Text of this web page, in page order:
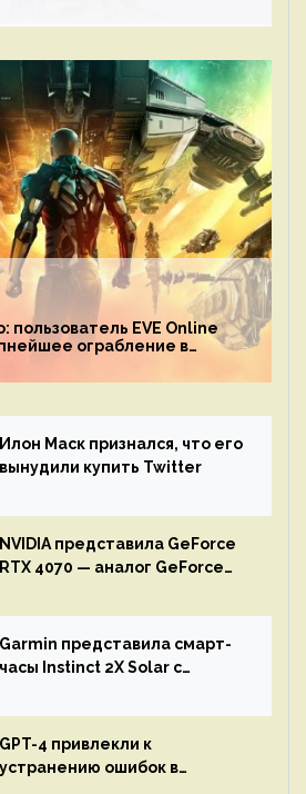
пользователь EVE Online
ограбление в
Илон Маск признался, что его
вынудили купить Twitter
NVIDIA представила GeForce
RTX 4070 — аналог GeForce
Garmin представила смарт-
часы Instinct 2X Solar с
GPT-4 привлекли к
устранению ошибок в